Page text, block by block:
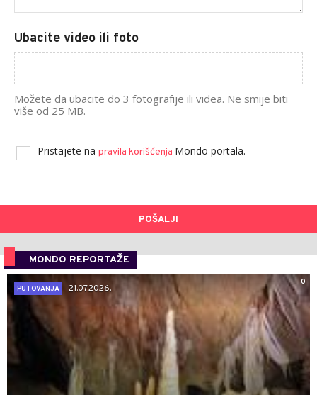
Ubacite video ili foto
Možete da ubacite do 3 fotografije ili videa. Ne smije biti
više od 25 MB.
Pristajete na pravila korišćenja Mondo portala.
POŠALJI
MONDO REPORTAŽE
0
PUTOVANJA
21.07.2026.